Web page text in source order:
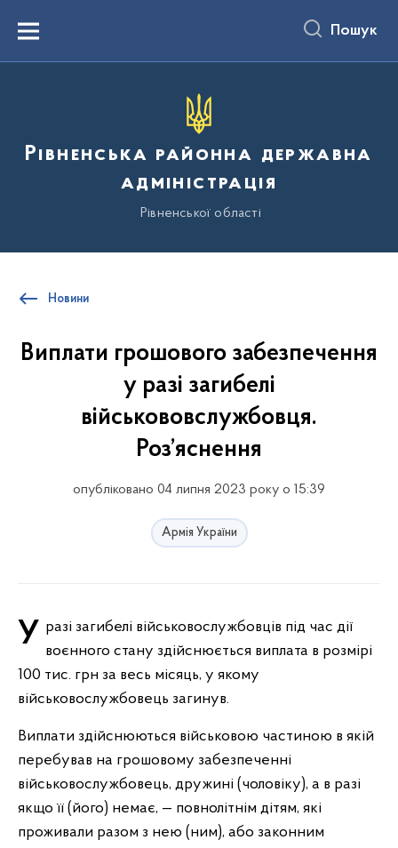
вмістуMenu Пошук
Рівненська районна державна
адміністрація
Рівненської області
Новини
Виплати грошового забезпечення
у разі загибелі
військововслужбовця.
Роз’яснення
опубліковано 04 липня 2023 року о 15:39
Армія України
У разі загибелі військовослужбовців під час дії воєнного стану здійснюється виплата в розмірі
100 тис. грн за весь місяць, у якому
військовослужбовець загинув.
Виплати здійснюються військовою частиною в якій
перебував на грошовому забезпеченні
військовослужбовець, дружині (чоловіку), а в разі
якщо її (його) немає, — повнолітнім дітям, які
проживали разом з нею (ним), або законним